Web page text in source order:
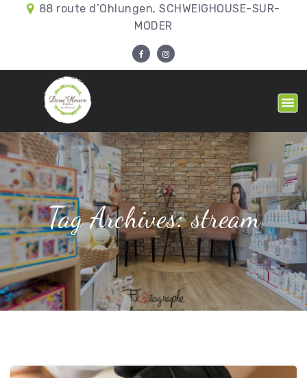
88 route d’Ohlungen, SCHWEIGHOUSE-SUR-
MODER
Tag Archives: stream